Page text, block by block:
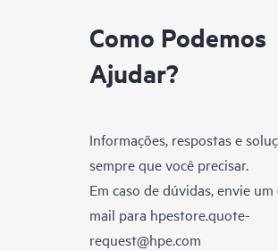
Como Podemos
Ajudar?
Informações, respostas e
sempre que você precisar.
Em caso de dúvidas, envie um
mail para hpestore.quote-
request@hpe.com